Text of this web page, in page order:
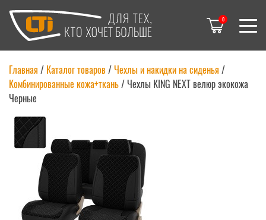
0
Главная / Каталог товаров/Чехлы и накидки на сиденья /
Комбинированные кожа+ткань/Чехлы KING NEXT велюр экокожа
Черные